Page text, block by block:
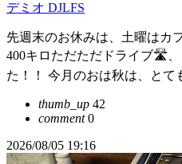
デミオ DJLFS
先週末のお休みは、土曜はカ
400キロただただドライブ🛣️
た！！ 今月のおは秋は、とて
thumb_up 42
comment0
2026/08/05 19:16